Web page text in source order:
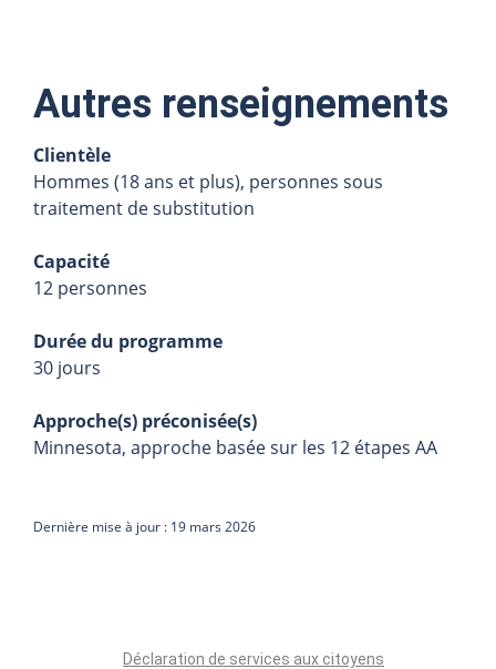
Autres renseignements
Clientèle
Hommes (18 ans et plus), personnes sous
traitement de substitution
Capacité
12 personnes
Durée du programme
30 jours
Approche(s) préconisée(s)
Minnesota, approche basée sur les 12 étapes AA
Dernière mise à jour : 19 mars 2026
Déclaration de services aux citoyens